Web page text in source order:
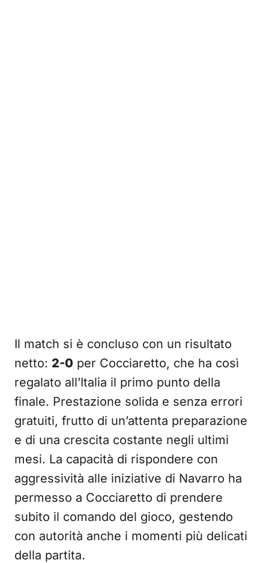
Il match si è concluso con un risultato
netto: 2-0 per Cocciaretto, che ha così
regalato all’Italia il primo punto della
finale. Prestazione solida e senza errori
gratuiti, frutto di un’attenta preparazione
e di una crescita costante negli ultimi
mesi. La capacità di rispondere con
aggressività alle iniziative di Navarro ha
permesso a Cocciaretto di prendere
subito il comando del gioco, gestendo
con autorità anche i momenti più delicati
della partita.